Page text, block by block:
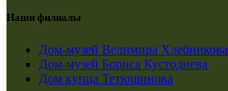
Наши филиалы
Дом-музей Велимира Хлебникова
Дом-музей Бориса Кустодиева
Дом купца Тетюшинова